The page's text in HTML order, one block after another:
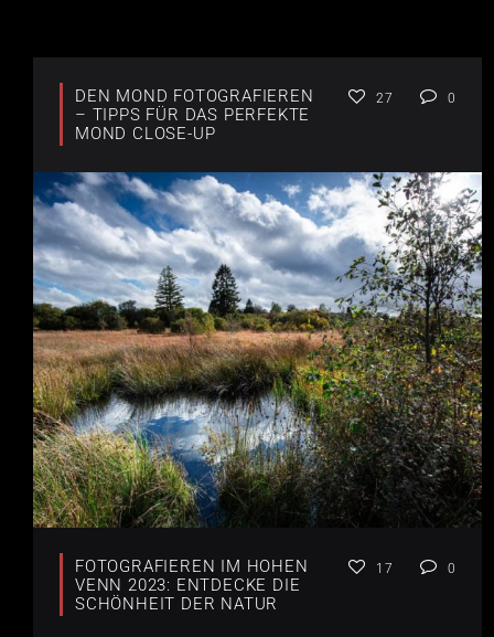
DEN MOND FOTOGRAFIEREN
– TIPPS FÜR DAS PERFEKTE
MOND CLOSE-UP
27 0
FOTOGRAFIEREN IM HOHEN
VENN 2023: ENTDECKE DIE
SCHÖNHEIT DER NATUR
17 0